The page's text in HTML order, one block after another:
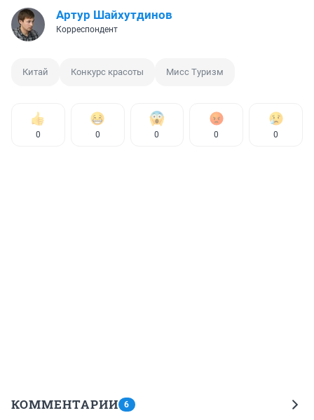
Артур Шайхутдинов
Корреспондент
Китай Конкурс красоты Мисс Туризм
0 0 0 0 0
КОММЕНТАРИИ 6